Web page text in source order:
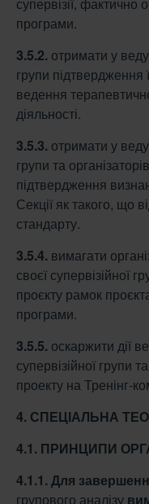
програми.
3.5.2. отримати у
групи підтвердження
ведення
діяльності.
3.5.3. отримати у
групи та
підтвердження
Секції як такого, що
стандарту.
3.5.4. вимагати
своєї супервізійної
проєкту рамок
програми.
3.5.5. оскаржити дії
супервізійної групи
проекту на Тренінг-
4. СПЕЦІАЛЬНА
4.1. ПРИНЦИПИ
4.1.1. Для
групового аналізу